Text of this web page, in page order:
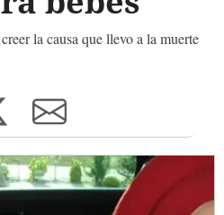
la causa que llevo a la muerte